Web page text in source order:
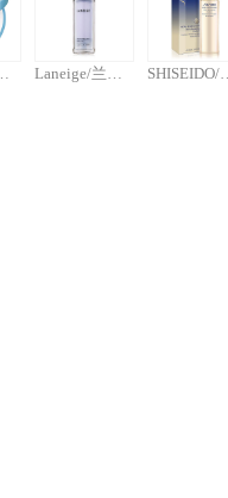
SHISEIDO/资生堂悦薇珀翡紧颜亮肤乳100ML